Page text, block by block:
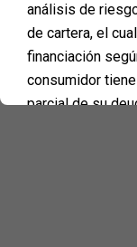
©2026
|
análisis de
de cartera, el
financiación
consumidor
parcial de su
penalidades,
pagos